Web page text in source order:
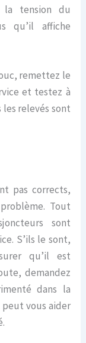
tension du
qu’il affiche
remettez le
et testez à
relevés sont
pas corrects,
Tout
sont
S’ils le sont,
qu’il est
demandez
dans la
vous aider